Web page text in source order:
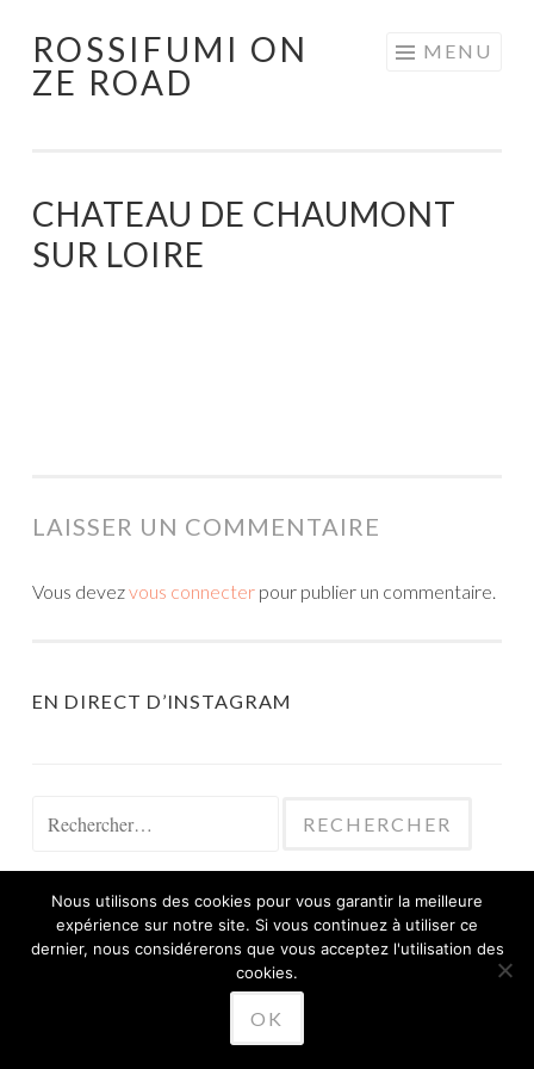
Aller
au
ROSSIFUMI ON
ZE ROAD
MENU
CHATEAU DE CHAUMONT
SUR LOIRE
LAISSER UN COMMENTAIRE
Vous devezvous connecter pour publier un commentaire.
EN DIRECT D’INSTAGRAM
FIÈREMENT PROPULSÉ PAR WORDPRESS
THÈME SKETCH PARWORDPRESS.COM
Nous utilisons des cookies pour vous garantir la meilleure
expérience sur notre site. Si vous continuez à utiliser ce
dernier, nous considérerons que vous acceptez l'utilisation des
cookies.
OK